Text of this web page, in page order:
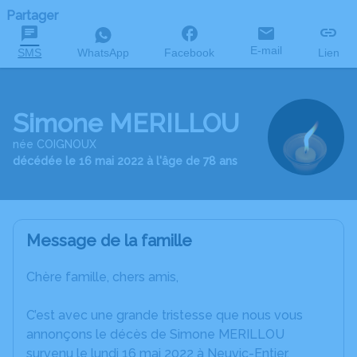
Partager
SMS WhatsApp Facebook E-mail Lien
Simone MERILLOU
née COIGNOUX
décédée le 16 mai 2022 à l'âge de 78 ans
Message de la famille
Chère famille, chers amis,
C’est avec une grande tristesse que nous vous
annonçons le décès de Simone MERILLOU
survenu le lundi 16 mai 2022 à Neuvic-Entier.